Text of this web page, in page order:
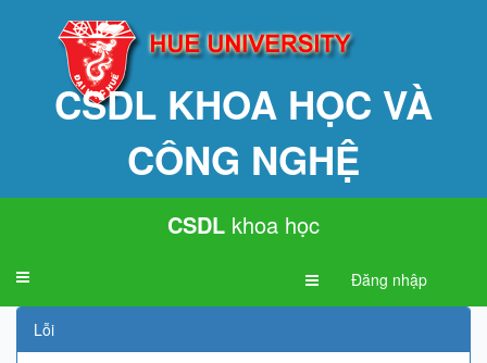
CSDL KHOA HỌC VÀ
CÔNG NGHỆ
CSDL khoa học
Toggle
Đăng nhập
Lỗi